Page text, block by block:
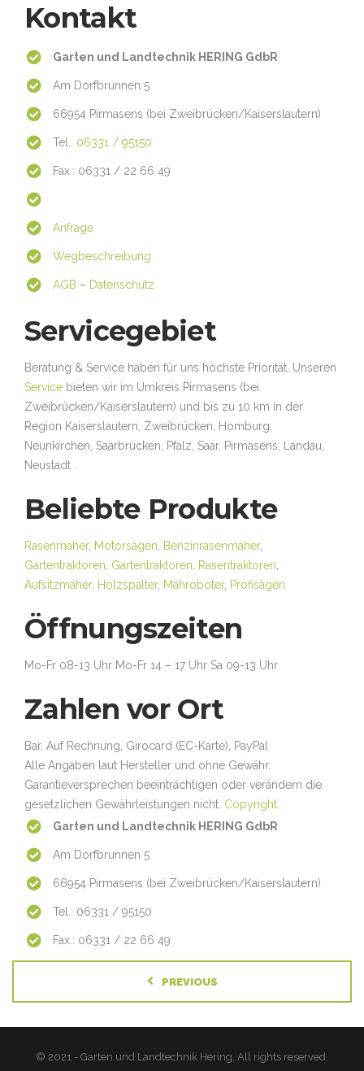
Kontakt
Garten und Landtechnik HERING GdbR
Am Dorfbrunnen 5
66954 Pirmasens (bei Zweibrücken/Kaiserslautern)
Tel.: 06331 / 95150
Fax.: 06331 / 22 66 49
Anfrage
Wegbeschreibung
AGB – Datenschutz
Servicegebiet
Beratung & Service haben für uns höchste Priorität. Unseren
Service bieten wir im Umkreis Pirmasens (bei
Zweibrücken/Kaiserslautern) und bis zu 10 km in der
Region Kaiserslautern, Zweibrücken, Homburg,
Neunkirchen, Saarbrücken, Pfalz, Saar, Pirmasens, Landau,
Neustadt .
Beliebte Produkte
Rasenmäher, Motorsägen Benzinrasenmäher,
Gartentraktoren Gartentraktoren Rasentraktoren
Aufsitzmäher, Holzspalter, Mähroboter, Profisägen
Öffnungszeiten
Mo-Fr 08-13 Uhr Mo-Fr 14 – 17 Uhr Sa 09-13 Uhr
Zahlen vor Ort
Bar, Auf Rechnung, Girocard (EC-Karte), PayPal
Alle Angaben laut Hersteller und ohne Gewähr.
Garantieversprechen beeinträchtigen oder verändern die
gesetzlichen Gewährleistungen nicht. Copyright.
Garten und Landtechnik HERING GdbR
Am Dorfbrunnen 5
66954 Pirmasens (bei Zweibrücken/Kaiserslautern)
Tel.: 06331 / 95150
Fax.: 06331 / 22 66 49
PREVIOUS
© 2021 - Garten und Landtechnik Hering. All rights reserved.